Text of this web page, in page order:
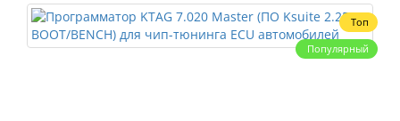
Топ
Популярный